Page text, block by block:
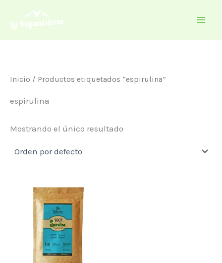
Inicio / Productos etiquetados “espirulina”
espirulina
Mostrando el único resultado